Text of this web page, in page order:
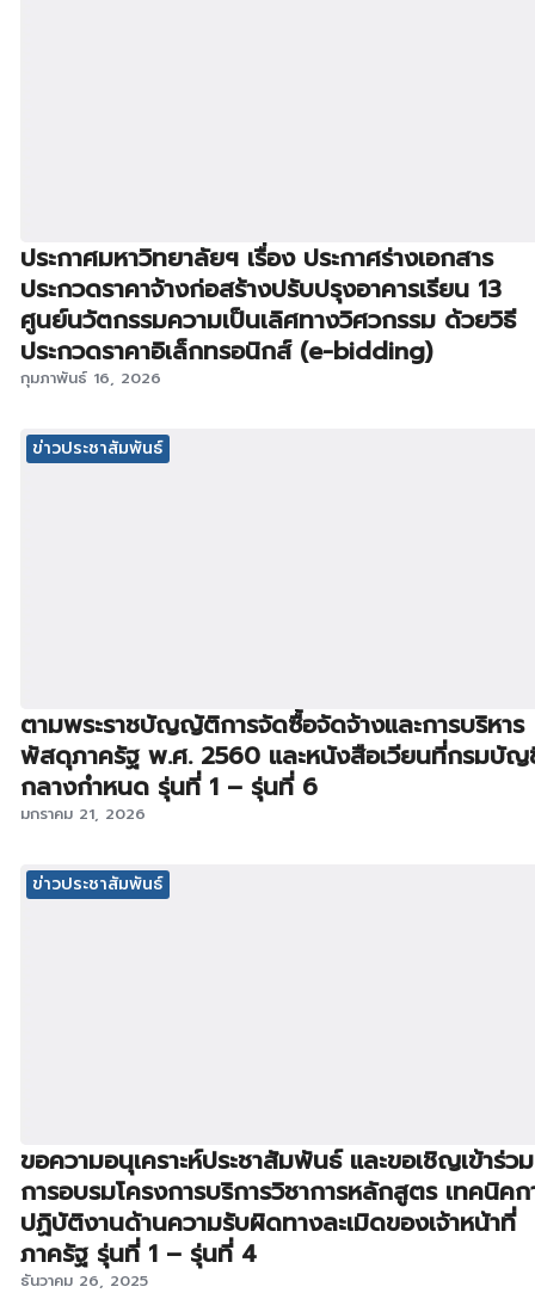
ประกาศมหาวิทยาลัยฯ เรื่อง ประกาศร่างเอกสาร
ประกวดราคาจ้างก่อสร้างปรับปรุงอาคารเรียน 13
ศูนย์นวัตกรรมความเป็นเลิศทางวิศวกรรม ด้วยวิธี
ประกวดราคาอิเล็กทรอนิกส์ (e-bidding)
กุมภาพันธ์ 16, 2026
ข่าวประชาสัมพันธ์
ตามพระราชบัญญัติการจัดซื้อจัดจ้างและการบริหาร
พัสดุภาครัฐ พ.ศ. 2560 และหนังสือเวียนที่กรมบัญ
กลางกำหนด รุ่นที่ 1 – รุ่นที่ 6
มกราคม 21, 2026
ข่าวประชาสัมพันธ์
ขอความอนุเคราะห์ประชาสัมพันธ์ และขอเชิญเข้าร่วม
การอบรมโครงการบริการวิชาการหลักสูตร เทคนิคก
ปฏิบัติงานด้านความรับผิดทางละเมิดของเจ้าหน้าที่
ภาครัฐ รุ่นที่ 1 – รุ่นที่ 4
ธันวาคม 26, 2025